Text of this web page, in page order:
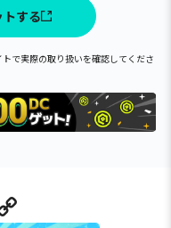
する
で実際の取り扱いを確認してくださ